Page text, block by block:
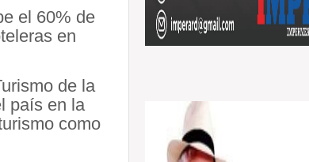
el 60% de
en
de la
país en la
como